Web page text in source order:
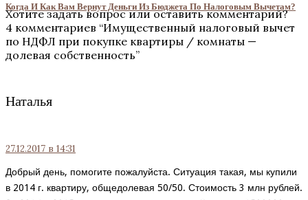
Когда И Как Вам Вернут Деньги Из Бюджета По Налоговым Вычетам?
Хотите задать вопрос или оставить комментарий?
4 комментариев “Имущественный налоговый вычет
по НДФЛ при покупке квартиры / комнаты —
долевая собственность”
Наталья
27.12.2017 в 14:31
Добрый день, помогите пожалуйста. Ситуация такая, мы купили
в 2014 г. квартиру, общедолевая 50/50. Стоимость 3 млн рублей.